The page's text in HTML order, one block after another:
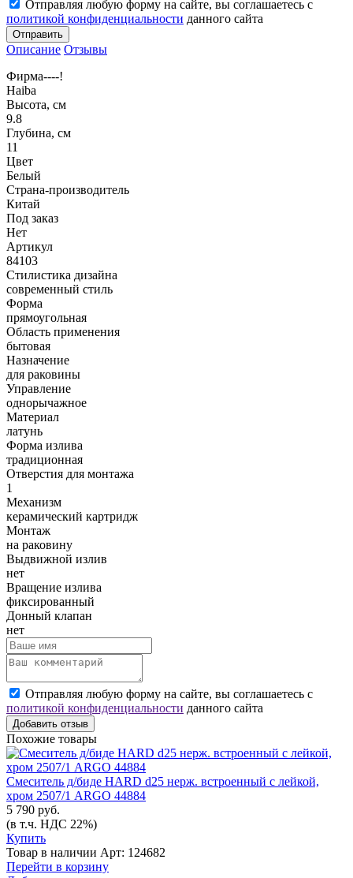
Отправляя любую форму на сайте, вы соглашаетесь с
политикой конфиденциальности данного сайта
Отправить
Описание Отзывы
Фирма----!
Haiba
Высота, см
9.8
Глубина, см
11
Цвет
Белый
Страна-производитель
Китай
Под заказ
Нет
Артикул
84103
Стилистика дизайна
современный стиль
Форма
прямоугольная
Область применения
бытовая
Назначение
для раковины
Управление
однорычажное
Материал
латунь
Форма излива
традиционная
Отверстия для монтажа
1
Механизм
керамический картридж
Монтаж
на раковину
Выдвижной излив
нет
Вращение излива
фиксированный
Донный клапан
нет
Отправляя любую форму на сайте, вы соглашаетесь с
политикой конфиденциальности данного сайта
Добавить отзыв
Похожие товары
Смеситель д/биде HARD d25 нерж. встроенный с лейкой,
хром 2507/1 ARGO 44884
5 790 руб.
(в т.ч. НДС 22%)
Купить
Товар в наличии Арт: 124682
Перейти в корзину